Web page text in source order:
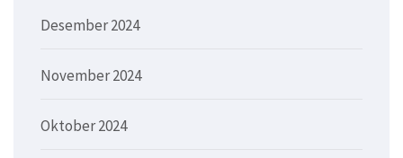
Desember 2024
November 2024
Oktober 2024